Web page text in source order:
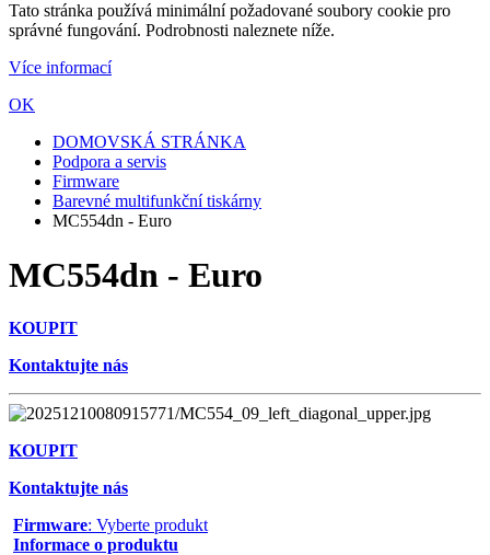
Tato stránka používá minimální požadované soubory cookie pro
správné fungování. Podrobnosti naleznete níže.
Více informací
OK
DOMOVSKÁ STRÁNKA
Podpora a servis
Firmware
Barevné multifunkční tiskárny
MC554dn - Euro
MC554dn - Euro
KOUPIT
Kontaktujte nás
KOUPIT
Kontaktujte nás
Firmware: Vyberte produkt
Informace o produktu